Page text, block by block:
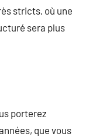
stricts, où une
sera plus
porterez
que vous